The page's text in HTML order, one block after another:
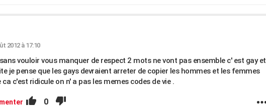
2012 à 17:10
vouloir vous manquer de respect 2 mots ne vont pas ensemble c' est gay et
je pense que les gays devraient arreter de copier les hommes et les femmes
ca c'est ridicule on n' a pas les memes codes de vie .
0